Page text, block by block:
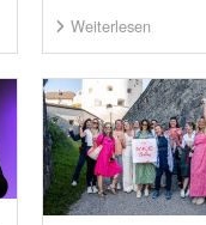
Weiterlesen